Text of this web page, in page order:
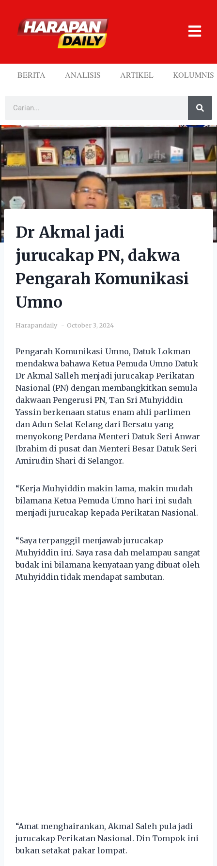
BERITA ANALISIS ARTIKEL KOLUMNIS
Dr Akmal jadi
jurucakap PN, dakwa
Pengarah Komunikasi
Umno
Harapandaily October 3, 2024
Pengarah Komunikasi Umno, Datuk Lokman
mendakwa bahawa Ketua Pemuda Umno Datuk
Dr Akmal Salleh menjadi jurucakap Perikatan
Nasional (PN) dengan membangkitkan semula
dakwaan Pengerusi PN, Tan Sri Muhyiddin
Yassin berkenaan status enam ahli parlimen
dan Adun Selat Kelang dari Bersatu yang
menyokong Perdana Menteri Datuk Seri Anwar
Ibrahim di pusat dan Menteri Besar Datuk Seri
Amirudin Shari di Selangor.
“Kerja Muhyiddin makin lama, makin mudah
bilamana Ketua Pemuda Umno hari ini sudah
menjadi jurucakap kepada Perikatan Nasional.
“Saya terpanggil menjawab jurucakap
Muhyiddin ini. Saya rasa dah melampau sangat
budak ini bilamana kenyataan yang dibuat oleh
Muhyiddin tidak mendapat sambutan.
“Amat menghairankan, Akmal Saleh pula jadi
jurucakap Perikatan Nasional. Din Tompok ini
bukan setakat pakar lompat.